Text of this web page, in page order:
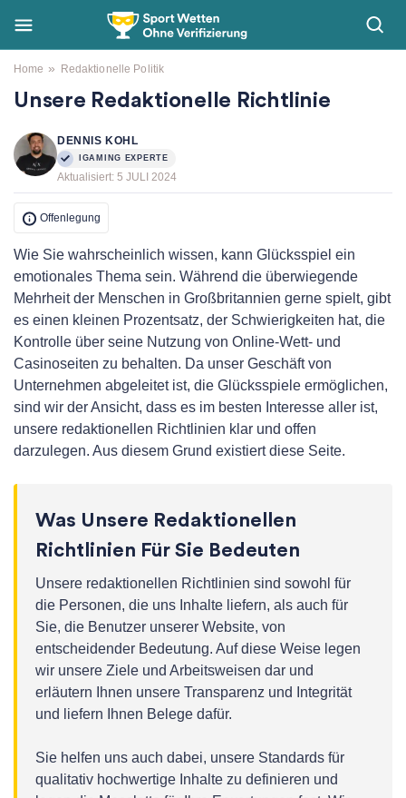
Home » Redaktionelle Politik
Unsere Redaktionelle Richtlinie
DENNIS KOHL
IGAMING EXPERTE
Aktualisiert: 5 JULI 2024
Offenlegung
Wie Sie wahrscheinlich wissen, kann Glücksspiel ein
emotionales Thema sein. Während die überwiegende
Mehrheit der Menschen in Großbritannien gerne spielt, gibt
es einen kleinen Prozentsatz, der Schwierigkeiten hat, die
Kontrolle über seine Nutzung von Online-Wett- und
Casinoseiten zu behalten. Da unser Geschäft von
Unternehmen abgeleitet ist, die Glücksspiele ermöglichen,
sind wir der Ansicht, dass es im besten Interesse aller ist,
unsere redaktionellen Richtlinien klar und offen
darzulegen. Aus diesem Grund existiert diese Seite.
Was Unsere Redaktionellen
Richtlinien Für Sie Bedeuten
Unsere redaktionellen Richtlinien sind sowohl für
die Personen, die uns Inhalte liefern, als auch für
Sie, die Benutzer unserer Website, von
entscheidender Bedeutung. Auf diese Weise legen
wir unsere Ziele und Arbeitsweisen dar und
erläutern Ihnen unsere Transparenz und Integrität
und liefern Ihnen Belege dafür.
Sie helfen uns auch dabei, unsere Standards für
qualitativ hochwertige Inhalte zu definieren und